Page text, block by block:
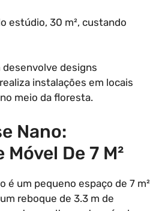
estúdio, 30 m², custando
designs
instalações em locais
meio da floresta.
Nano:
De 7 M²
é um pequeno espaço de 7 m²
reboque de 3.3 m de